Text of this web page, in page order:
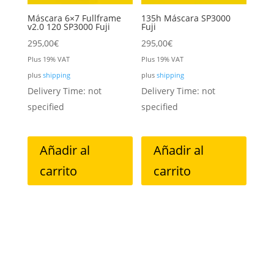
Máscara 6×7 Fullframe
v2.0 120 SP3000 Fuji
295,00€
Plus 19% VAT
plus shipping
Delivery Time: not
specified
Añadir al
carrito
135h Máscara SP3000
Fuji
295,00€
Plus 19% VAT
plusshipping
Delivery Time: not
specified
Añadir al
carrito